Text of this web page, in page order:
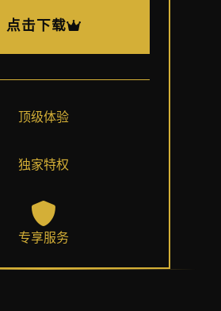
点击下载
顶级体验
独家特权
专享服务